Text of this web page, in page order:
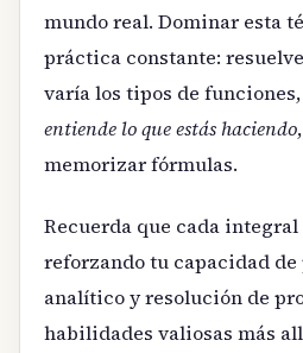
mundo real. Dominar esta
práctica constante:
varía los tipos de
entiende lo que estás haciendo
memorizar fórmulas.
Recuerda que cada
reforzando tu capacidad
analítico y resolución de
habilidades valiosas más